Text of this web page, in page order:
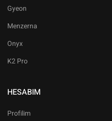
Gyeon
Menzerna
Onyx
K2 Pro
HESABIM
Profilim